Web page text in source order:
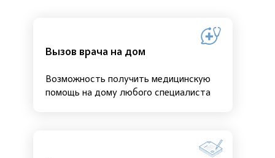
Вызов врача на дом
Возможность получить медицинскую
помощь на дому любого специалиста